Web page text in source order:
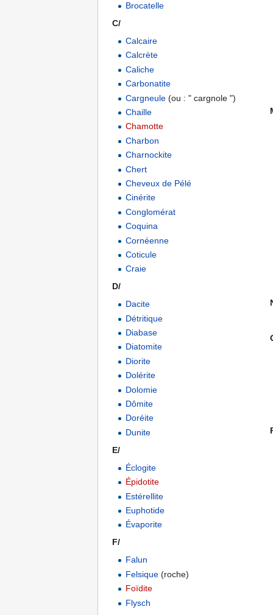
Brocatelle
C/
Calcaire
Calcrète
Caliche
Carbonatite
Cargneule (ou : " cargnole ")
Chaille
Chamotte
Charbon
Charnockite
Chert
Cheveux de Pélé
Cinérite
Conglomérat
Coquina
Cornéenne
Coticule
Craie
D/
Dacite
Détritique
Diabase
Diatomite
Diorite
Dolérite
Dolomie
Dômite
Doréite
Dunite
E/
Éclogite
Épidotite
Estérellite
Euphotide
Évaporite
F/
Falun
Felsique (roche)
Foïdite
Flysch